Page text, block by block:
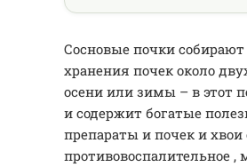
Сосновые почки собирают
хранения почек около
осени или зимы – в этот
и содержит богатые
препараты и почек и
противовоспалительное ,